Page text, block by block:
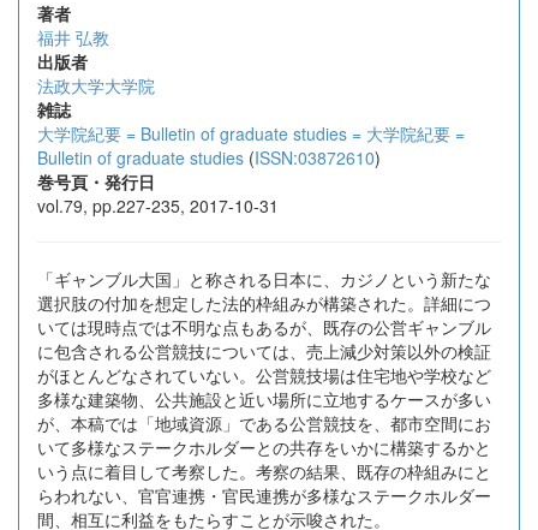
著者
福井 弘教
出版者
法政大学大学院
雑誌
大学院紀要 = Bulletin of graduate studies = 大学院紀要 =
Bulletin of graduate studies (ISSN:03872610)
巻号頁・発行日
vol.79, pp.227-235, 2017-10-31
「ギャンブル大国」と称される日本に、カジノという新たな
選択肢の付加を想定した法的枠組みが構築された。詳細につ
いては現時点では不明な点もあるが、既存の公営ギャンブル
に包含される公営競技については、売上減少対策以外の検証
がほとんどなされていない。公営競技場は住宅地や学校など
多様な建築物、公共施設と近い場所に立地するケースが多い
が、本稿では「地域資源」である公営競技を、都市空間にお
いて多様なステークホルダーとの共存をいかに構築するかと
いう点に着目して考察した。考察の結果、既存の枠組みにと
らわれない、官官連携・官民連携が多様なステークホルダー
間、相互に利益をもたらすことが示唆された。